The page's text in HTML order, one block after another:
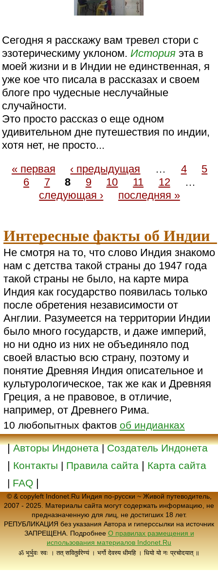
Сегодня я расскажу вам тревел стори с
эзотерическиму уклоном.История эта в
моей жизни и в Индии не единственная, я
уже кое что писала в рассказах и своем
блоге про чудесные неслучайные
случайности.
Это просто рассказ о еще одном
удивительном дне путешествия по индии,
хотя нет, не просто...
« первая
‹ предыдущая … 4
5
6
7 8 9 10 11 12
…
следующая ›
последняя »
Интересные факты об Индии
Не смотря на то, что слово Индия знакомо
нам с детства такой страны до 1947 года
такой страны не было, на карте мира
Индия как государство появилась только
после обретения независимости от
Англии. Разумеется на территории Индии
было много государств, и даже империй,
но ни одно из них не объединяло под
своей властью всю страну, поэтому и
понятие Древняя Индия описательное и
культурологическое, так же как и Древняя
Греция, а не правовое, в отличие,
например, от Древнего Рима.
10 любопытных фактов об индианках
|Авторы Индонета|Создатель Индонета
| Контакты | Правила сайта | Карта сайта
| FAQ |
© & copyleft Indonet.Ru Индия по-русски ~ Живой путеводитель,
2007 - 2025. Материалы сайта могут содержать информацию, не
предназначенную для лиц, не достигших 18 лет.
РЕПУБЛИКАЦИЯ без указания Автора и гиперссылки на источник
ЗАПРЕЩЕНА. Подробнее О правилах размещения и
использования материалов Indonet.Ru
ॐ भूर्भुवः स्वः । तत् सवितुर्वरेण्यं । भर्गो देवस्य धीमहि । धियो यो नः प्रचोदयात् ॥